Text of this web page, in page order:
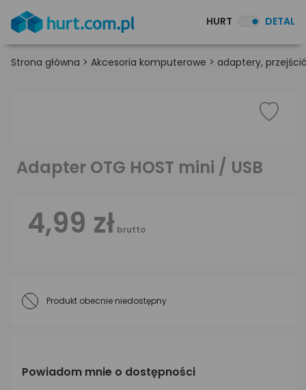
HURT DETAL
Strona główna > Akcesoria komputerowe > adaptery,
Adapter OTG HOST mini / USB
4,99 zł brutto
Produkt obecnie niedostępny
Powiadom mnie o dostępności